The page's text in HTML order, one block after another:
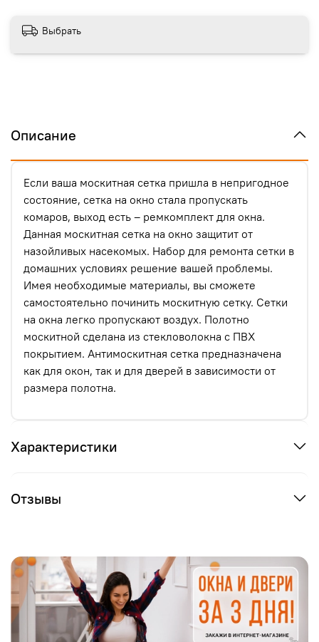
Выбрать
Описание
Если ваша москитная сетка пришла в непригодное
состояние, сетка на окно стала пропускать
комаров, выход есть – ремкомплект для окна.
Данная москитная сетка на окно защитит от
назойливых насекомых. Набор для ремонта сетки в
домашних условиях решение вашей проблемы.
Имея необходимые материалы, вы сможете
самостоятельно починить москитную сетку. Сетки
на окна легко пропускают воздух. Полотно
москитной сделана из стекловолокна с ПВХ
покрытием. Антимоскитная сетка предназначена
как для окон, так и для дверей в зависимости от
размера полотна.
Характеристики
Отзывы